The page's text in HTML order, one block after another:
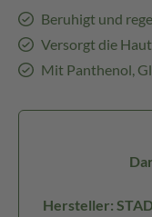
Beruhigt und
Versorgt die
Mit Panthenol,
Hersteller: